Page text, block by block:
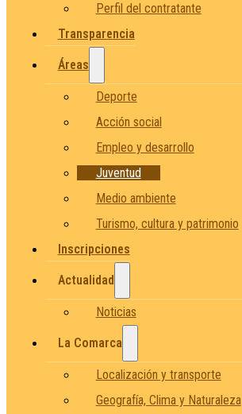
Perfil del contratante
Transparencia
Áreas
Deporte
Acción social
Empleo y desarrollo
Juventud
Medio ambiente
Turismo, cultura y patrimonio
Inscripciones
Actualidad
Noticias
La Comarca
Localización y transporte
Geografía, Clima y Naturaleza